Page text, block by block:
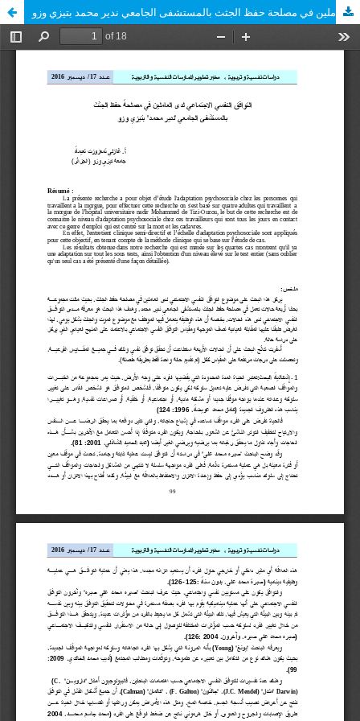
التوافق النفسي الاجتماعي لدى العاملين في مصلحة حفظ الجثث بالمستشفى الجامعي ندير محمد بتيزي وزو